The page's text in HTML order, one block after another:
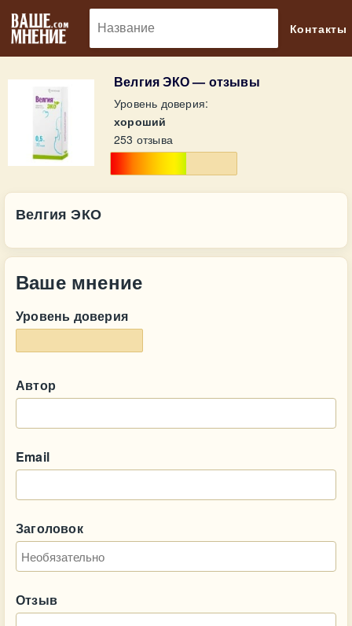
Контакты
Велгия ЭКО — отзывы
Уровень доверия:
хороший
253 отзыва
Велгия ЭКО
Ваше мнение
Уровень доверия
Автор
Email
Заголовок
Отзыв